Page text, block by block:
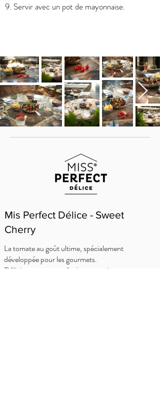
9. Servir avec un pot de mayonnaise.
Mis Perfect Délice - Sweet
Cherry
La tomate au goût ultime, spécialement
développée pour les gourmets.
Délicieusement sucrée, juteuse et intense.